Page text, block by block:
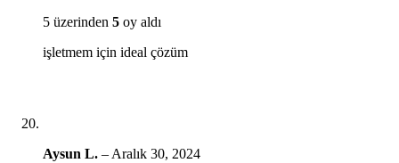
5 üzerinden 5 oy aldı
işletmem için ideal çözüm
Aysun L. – Aralık 30, 2024